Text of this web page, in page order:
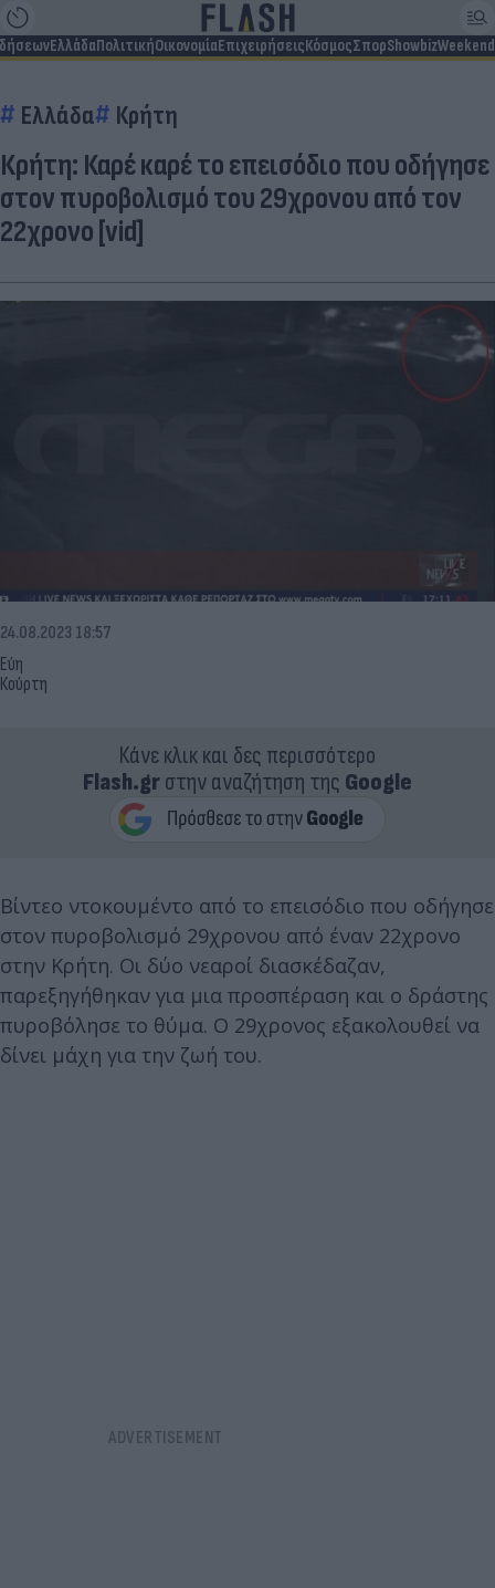
ΕλλάδαΠολιτικήΟικονομίαΕπιχειρήσειςΚόσμοςΣπορShowbizWeekend
Ελλάδα Κρήτη
Κρήτη: Καρέ καρέ το επεισόδιο που οδήγησε
στον πυροβολισμό του 29χρονου από τον
22χρονο [vid]
Εύη
Κούρτη
24.08.2023 18:57
Κάνε κλικ και δες περισσότερο
Flash.grστην αναζήτηση της Google
Βίντεο ντοκουμέντο από το επεισόδιο που οδήγησε
στον πυροβολισμό 29χρονου από έναν 22χρονο
στην Κρήτη. Οι δύο νεαροί διασκέδαζαν,
παρεξηγήθηκαν για μια προσπέραση και ο δράστης
πυροβόλησε το θύμα. Ο 29χρονος εξακολουθεί να
δίνει μάχη για την ζωή του.